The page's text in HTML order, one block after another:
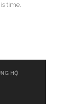
time.
HỘ